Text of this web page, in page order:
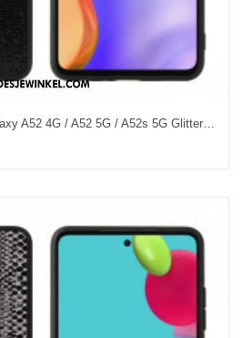
Hoesje voor Samsung Galaxy A52 4G / A52 5G / A52s 5G Glitter Ringbeugel